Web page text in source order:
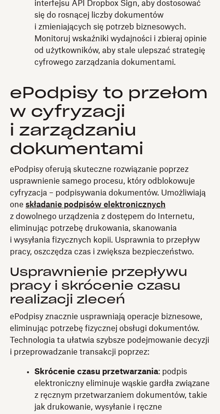
interfejsu API Dropbox Sign, aby dostosować
się do rosnącej liczby dokumentów
i zmieniających się potrzeb biznesowych.
Monitoruj wskaźniki wydajności i zbieraj opinie
od użytkowników, aby stale ulepszać strategię
cyfrowego zarządzania dokumentami.
ePodpisy to przełom
w cyfryzacji
i zarządzaniu
dokumentami
ePodpisy oferują skuteczne rozwiązanie poprzez
usprawnienie samego procesu, który odblokowuje
cyfryzacja – podpisywania dokumentów. Umożliwiają
one składanie podpisów elektronicznych
z dowolnego urządzenia z dostępem do Internetu,
eliminując potrzebę drukowania, skanowania
i wysyłania fizycznych kopii. Usprawnia to przepływ
pracy, oszczędza czas i zwiększa bezpieczeństwo.
Usprawnienie przepływu
pracy i skrócenie czasu
realizacji zleceń
ePodpisy znacznie usprawniają operacje biznesowe,
eliminując potrzebę fizycznej obsługi dokumentów.
Technologia ta ułatwia szybsze podejmowanie decyzji
i przeprowadzanie transakcji poprzez:
Skrócenie czasu przetwarzania: podpis
elektroniczny eliminuje wąskie gardła związane
z ręcznym przetwarzaniem dokumentów, takie
jak drukowanie, wysyłanie i ręczne